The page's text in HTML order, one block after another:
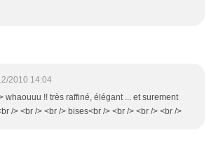
2010 14:04
whaouuu !! très raffiné, élégant ... et surement
/> <br /> <br /> bises<br /> <br /> <br /> <br />